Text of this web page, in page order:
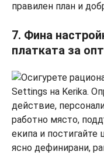
правилен план и
7. Фина
платката за